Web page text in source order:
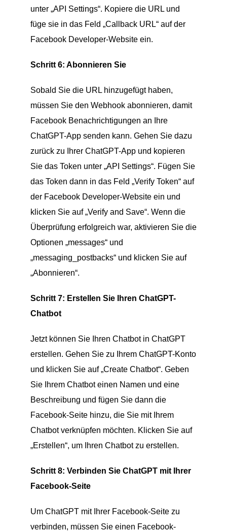
unter „API Settings“. Kopiere die URL und
füge sie in das Feld „Callback URL“ auf der
Facebook Developer-Website ein.
Schritt 6: Abonnieren Sie
Sobald Sie die URL hinzugefügt haben,
müssen Sie den Webhook abonnieren, damit
Facebook Benachrichtigungen an Ihre
ChatGPT-App senden kann. Gehen Sie dazu
zurück zu Ihrer ChatGPT-App und kopieren
Sie das Token unter „API Settings“. Fügen Sie
das Token dann in das Feld „Verify Token“ auf
der Facebook Developer-Website ein und
klicken Sie auf „Verify and Save“. Wenn die
Überprüfung erfolgreich war, aktivieren Sie die
Optionen „messages“ und
„messaging_postbacks“ und klicken Sie auf
„Abonnieren“.
Schritt 7: Erstellen Sie Ihren ChatGPT-
Chatbot
Jetzt können Sie Ihren Chatbot in ChatGPT
erstellen. Gehen Sie zu Ihrem ChatGPT-Konto
und klicken Sie auf „Create Chatbot“. Geben
Sie Ihrem Chatbot einen Namen und eine
Beschreibung und fügen Sie dann die
Facebook-Seite hinzu, die Sie mit Ihrem
Chatbot verknüpfen möchten. Klicken Sie auf
„Erstellen“, um Ihren Chatbot zu erstellen.
Schritt 8: Verbinden Sie ChatGPT mit Ihrer
Facebook-Seite
Um ChatGPT mit Ihrer Facebook-Seite zu
verbinden, müssen Sie einen Facebook-